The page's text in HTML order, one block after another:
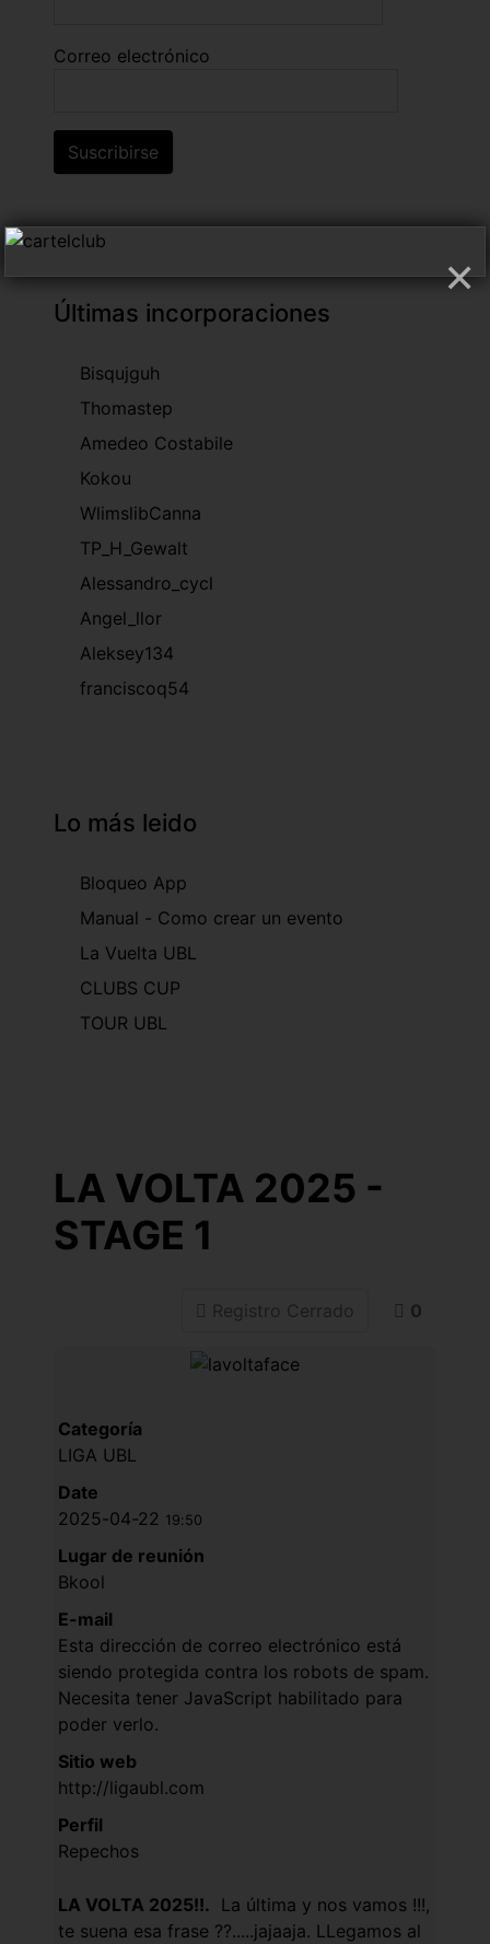
Correo electrónico
Últimas incorporaciones
Bisqujguh
Thomastep
Amedeo Costabile
Kokou
WlimslibCanna
TP_H_Gewalt
Alessandro_cycl
Angel_llor
Aleksey134
franciscoq54
Lo más leido
Bloqueo App
Manual - Como crear un evento
La Vuelta UBL
CLUBS CUP
TOUR UBL
LA VOLTA 2025 -
STAGE 1
Registro Cerrado 0
Categoría
LIGA UBL
Date
2025-04-22 19:50
Lugar de reunión
Bkool
E-mail
Esta dirección de correo electrónico está
siendo protegida contra los robots de spam.
Necesita tener JavaScript habilitado para
poder verlo.
Sitio web
http://ligaubl.com
Perfil
Repechos
LA VOLTA 2025!!. La última y nos vamos !!!,
te suena esa frase ??.....jajaaja. LLegamos al
×